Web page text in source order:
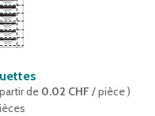
de 0.02 CHF / pièce)